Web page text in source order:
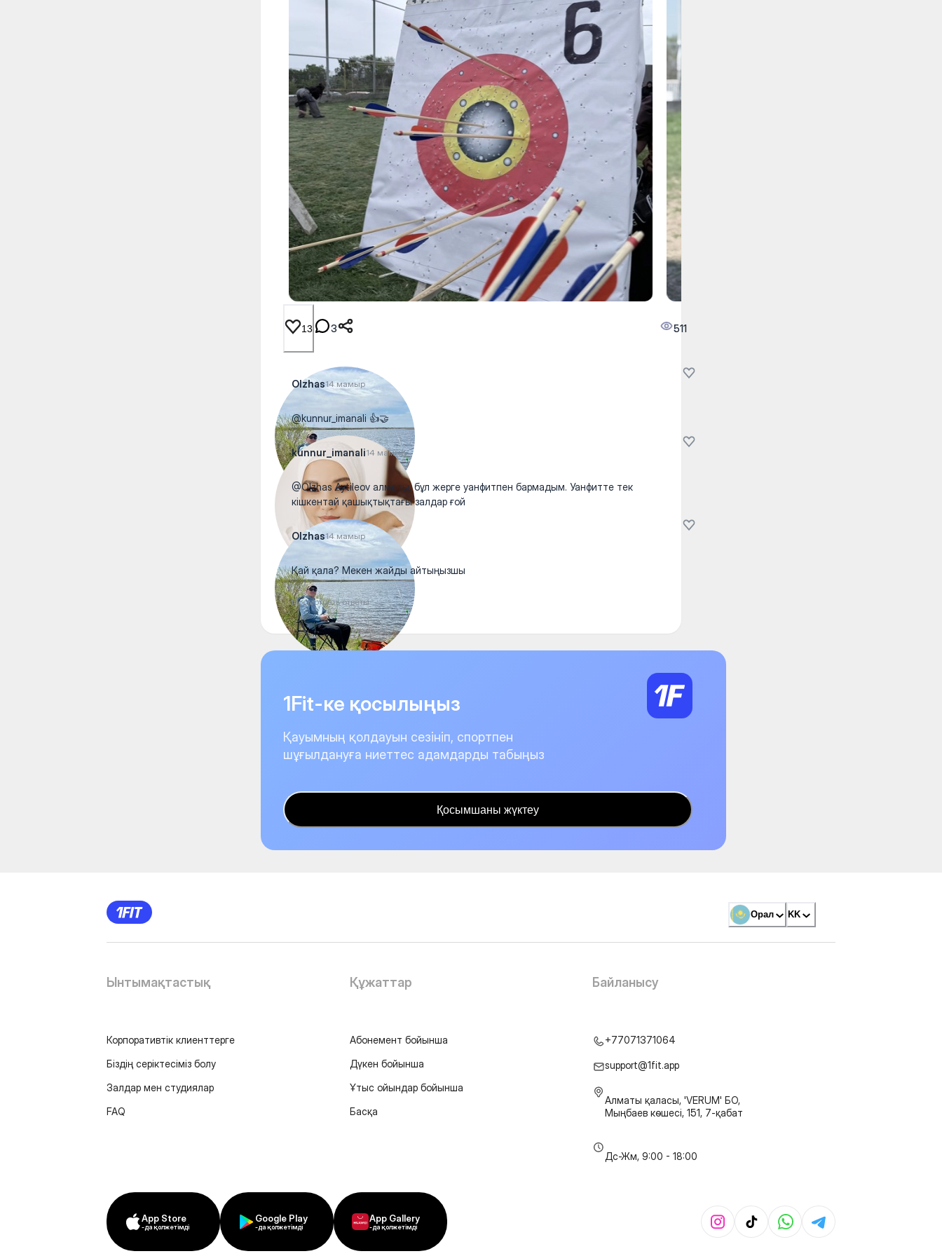
13 3 511
Olzhas14 мамыр
@kunnur_imanali 👍🤝
kunnur_imanali14 мамыр
@Olzhas Aytileov алматы, бұл жерге уанфитпен бармадым. Уанфитте тек
кішкентай қашықтықтағы залдар ғой
Olzhas14 мамыр
Қай қала? Мекен жайды айтыңызшы
Посмотреть ответы
1Fit-ке қосылыңыз
Қауымның қолдауын сезініп, спортпен
шұғылдануға ниеттес адамдарды табыңыз
Қосымшаны жүктеу
Орал KK
Ынтымақтастық
Корпоративтік клиенттерге
Біздің серіктесіміз болу
Залдар мен студиялар
FAQ
Құжаттар
Абонемент бойынша
Дүкен бойынша
Ұтыс ойындар бойынша
Басқа
Байланысу
+77071371064
support@1fit.app
Алматы қаласы, 'VERUM' БО,
Мыңбаев көшесі, 151, 7-қабат
Дс-Жм, 9:00 - 18:00
App Store
-да қолжетімді
Google Play
-да қолжетімді
App Gallery
-да қолжетімді